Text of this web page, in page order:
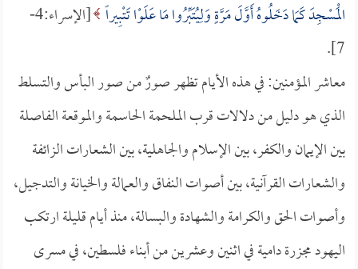
الْمَسْجِدَ كَمَا دَخَلُوهُ أَوَّلَ مَرَّةٍ وَلِيُتَبِّرُوا مَا عَلَوْا تَتْبِيراً
[الإسراء:4-
7].
معاشر المؤمنين: في هذه الأيام تظهر صورٌ من صور البأس والتسلط
الذي هو دليل من دلالات قرب الملحمة الحاسمة والموقعة الفاصلة
بين الإيمان والكفر، بين الإسلام والجاهلية، بين الشعارات الزائفة
والشعارات القرآنية، بين أصوات النفاق والعمالة والخيانة والتدجيل،
وأصوات الحق والكرامة والشهادة والبسالة، منذ أيام قليلة ارتكب
اليهود مجزرة دامية في اثنين وعشرين من أبناء فلسطين، في مسرى